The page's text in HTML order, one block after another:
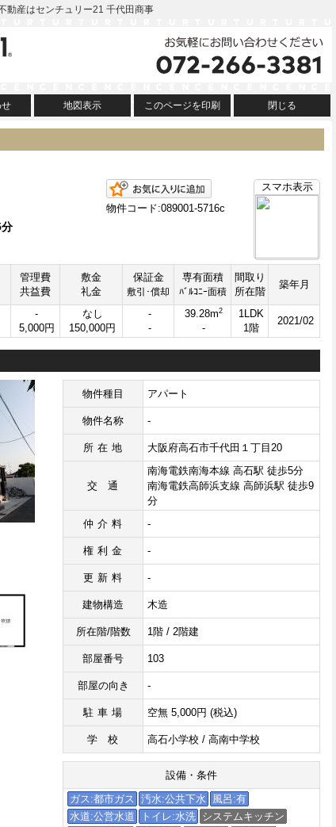
動産はセンチュリー21 千代田商事
地図表示 このページを印刷 閉じる
スマホ表示
お気に入りに追加
物件コード:089001-5716c
管理費
共益費
敷金
礼金
保証金
敷引･償却
専有面積
ﾊﾞﾙｺﾆｰ面積
間取り
所在階
築年月
-
5,000円
なし
150,000円
-
-
39.28m2
-
1LDK
1階
2021/02
物件種目 アパート
物件名称 -
所在地 大阪府高石市千代田１丁目20
交通
南海電鉄南海本線 高石駅 徒歩5分
南海電鉄高師浜支線 高師浜駅 徒歩9
分
仲介料
-
権利金 -
更新料 -
建物構造 木造
所在階/階数 1階 / 2階建
部屋番号 103
部屋の向き -
駐車場 空無 5,000円 (税込)
学校 高石小学校 / 高南中学校
設備・条件
ガス:都市ガス
汚水:公共下水 風呂:有
水道:公営水道
トイレ:水洗 システムキッチン